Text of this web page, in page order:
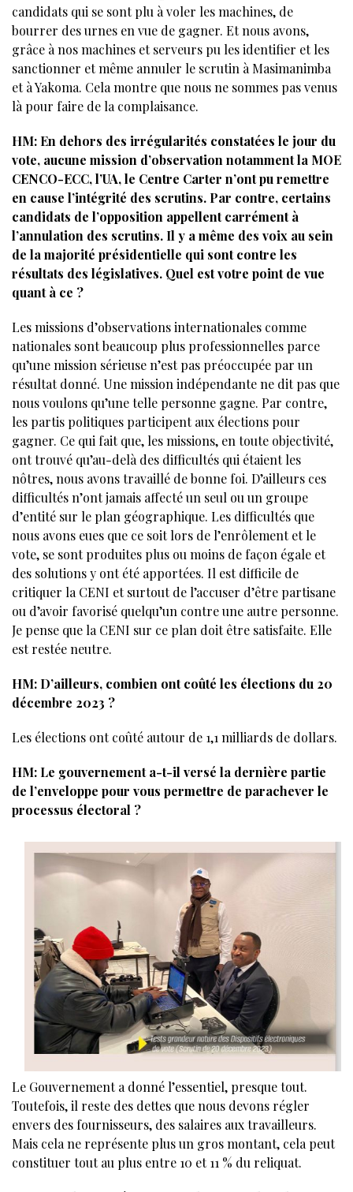
candidats qui se sont plu à voler les machines, de
bourrer des urnes en vue de gagner. Et nous avons,
grâce à nos machines et serveurs pu les identifier et les
sanctionner et même annuler le scrutin à Masimanimba
et à Yakoma. Cela montre que nous ne sommes pas venus
là pour faire de la complaisance.
HM: En dehors des irrégularités constatées le jour du
vote, aucune mission d’observation notamment la MOE
CENCO-ECC, l’UA, le Centre Carter n’ont pu remettre
en cause l’intégrité des scrutins. Par contre, certains
candidats de l’opposition appellent carrément à
l’annulation des scrutins. Il y a même des voix au sein
de la majorité présidentielle qui sont contre les
résultats des législatives. Quel est votre point de vue
quant à ce ?
Les missions d’observations internationales comme
nationales sont beaucoup plus professionnelles parce
qu’une mission sérieuse n’est pas préoccupée par un
résultat donné. Une mission indépendante ne dit pas que
nous voulons qu’une telle personne gagne. Par contre,
les partis politiques participent aux élections pour
gagner. Ce qui fait que, les missions, en toute objectivité,
ont trouvé qu’au-delà des difficultés qui étaient les
nôtres, nous avons travaillé de bonne foi. D’ailleurs ces
difficultés n’ont jamais affecté un seul ou un groupe
d’entité sur le plan géographique. Les difficultés que
nous avons eues que ce soit lors de l’enrôlement et le
vote, se sont produites plus ou moins de façon égale et
des solutions y ont été apportées. Il est difficile de
critiquer la CENI et surtout de l’accuser d’être partisane
ou d’avoir favorisé quelqu’un contre une autre personne.
Je pense que la CENI sur ce plan doit être satisfaite. Elle
est restée neutre.
HM: D’ailleurs, combien ont coûté les élections du 20
décembre 2023 ?
Les élections ont coûté autour de 1,1 milliards de dollars.
HM: Le gouvernement a-t-il versé la dernière partie
de l’enveloppe pour vous permettre de parachever le
processus électoral ?
Le Gouvernement a donné l’essentiel, presque tout.
Toutefois, il reste des dettes que nous devons régler
envers des fournisseurs, des salaires aux travailleurs.
Mais cela ne représente plus un gros montant, cela peut
constituer tout au plus entre 10 et 11 % du reliquat.